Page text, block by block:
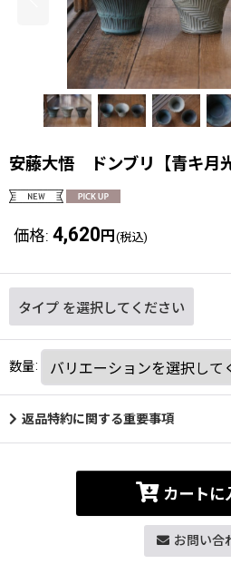
安藤大悟 ドンブリ【青キ月
価格: 4,620 円 (税込)
タイプ を選択してください
数量:
返品特約に関する重要事項
カートに
お問い合